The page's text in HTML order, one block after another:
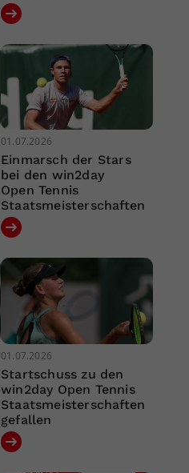
01.07.2026
Einmarsch der Stars
bei den win2day
Open Tennis
Staatsmeisterschaften
01.07.2026
Startschuss zu den
win2day Open Tennis
Staatsmeisterschaften
gefallen